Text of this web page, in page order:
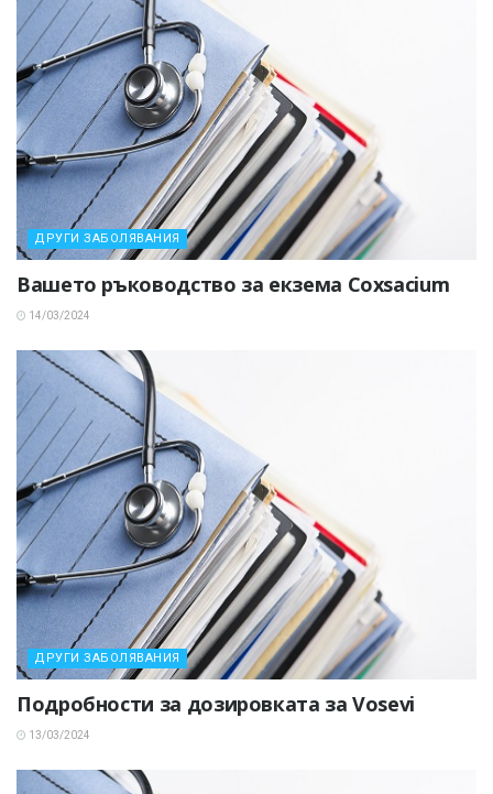
ДРУГИ ЗАБОЛЯВАНИЯ
Вашето ръководство за екзема Coxsacium
14/03/2024
ДРУГИ ЗАБОЛЯВАНИЯ
Подробности за дозировката за Vosevi
13/03/2024